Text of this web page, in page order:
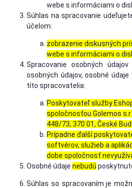
webe s informáciami o
Súhlas na spracovanie
účelom:
zobrazenie diskusných
webe s informáciami o
Spracovanie osobných
osobných údajov, osobné
títo spracovatelia:
Poskytovateľ služby
spoločnosťou Golemos
448/73, 370 01, České
Prípadne ďalší
softvérov, služieb a
dobe spoločnosť
Osobné údajenebudú
Súhlas so spracovaním je